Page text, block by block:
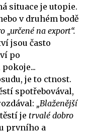
situace je utopie.
v druhém bodě
„určené na export“.
jsou často
po
je to ctnost.
spotřebovával,
„Blaženější
je trvalé dobro
prvního a